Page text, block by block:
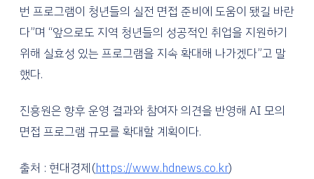
번 프로그램이 청년들의 실전 면접 준비에 도움이 됐길 바란
다”며 “앞으로도 지역 청년들의 성공적인 취업을 지원하기
위해 실효성 있는 프로그램을 지속 확대해 나가겠다”고 말
했다.
진흥원은 향후 운영 결과와 참여자 의견을 반영해 AI 모의
면접 프로그램 규모를 확대할 계획이다.
출처 : 현대경제(https://www.hdnews.co.kr)